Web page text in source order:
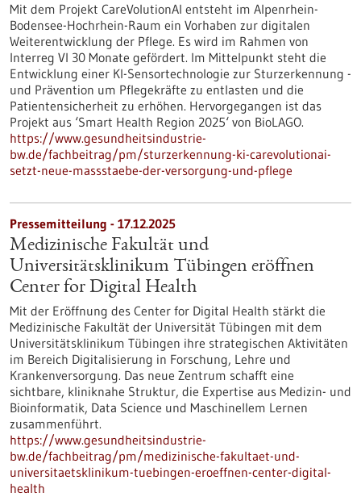
Mit dem Projekt CareVolutionAI entsteht im Alpenrhein-
Bodensee-Hochrhein-Raum ein Vorhaben zur digitalen
Weiterentwicklung der Pflege. Es wird im Rahmen von
Interreg VI 30 Monate gefördert. Im Mittelpunkt steht die
Entwicklung einer KI-Sensortechnologie zur Sturzerkennung -
und Prävention um Pflegekräfte zu entlasten und die
Patientensicherheit zu erhöhen. Hervorgegangen ist das
Projekt aus ‘Smart Health Region 2025‘ von BioLAGO.
https://www.gesundheitsindustrie-
bw.de/fachbeitrag/pm/sturzerkennung-ki-carevolutionai-
setzt-neue-massstaebe-der-versorgung-und-pflege
Pressemitteilung - 17.12.2025
Medizinische Fakultät und
Universitätsklinikum Tübingen eröffnen
Center for Digital Health
Mit der Eröffnung des Center for Digital Health stärkt die
Medizinische Fakultät der Universität Tübingen mit dem
Universitätsklinikum Tübingen ihre strategischen Aktivitäten
im Bereich Digitalisierung in Forschung, Lehre und
Krankenversorgung. Das neue Zentrum schafft eine
sichtbare, kliniknahe Struktur, die Expertise aus Medizin- und
Bioinformatik, Data Science und Maschinellem Lernen
zusammenführt.
https://www.gesundheitsindustrie-
bw.de/fachbeitrag/pm/medizinische-fakultaet-und-
universitaetsklinikum-tuebingen-eroeffnen-center-digital-
health